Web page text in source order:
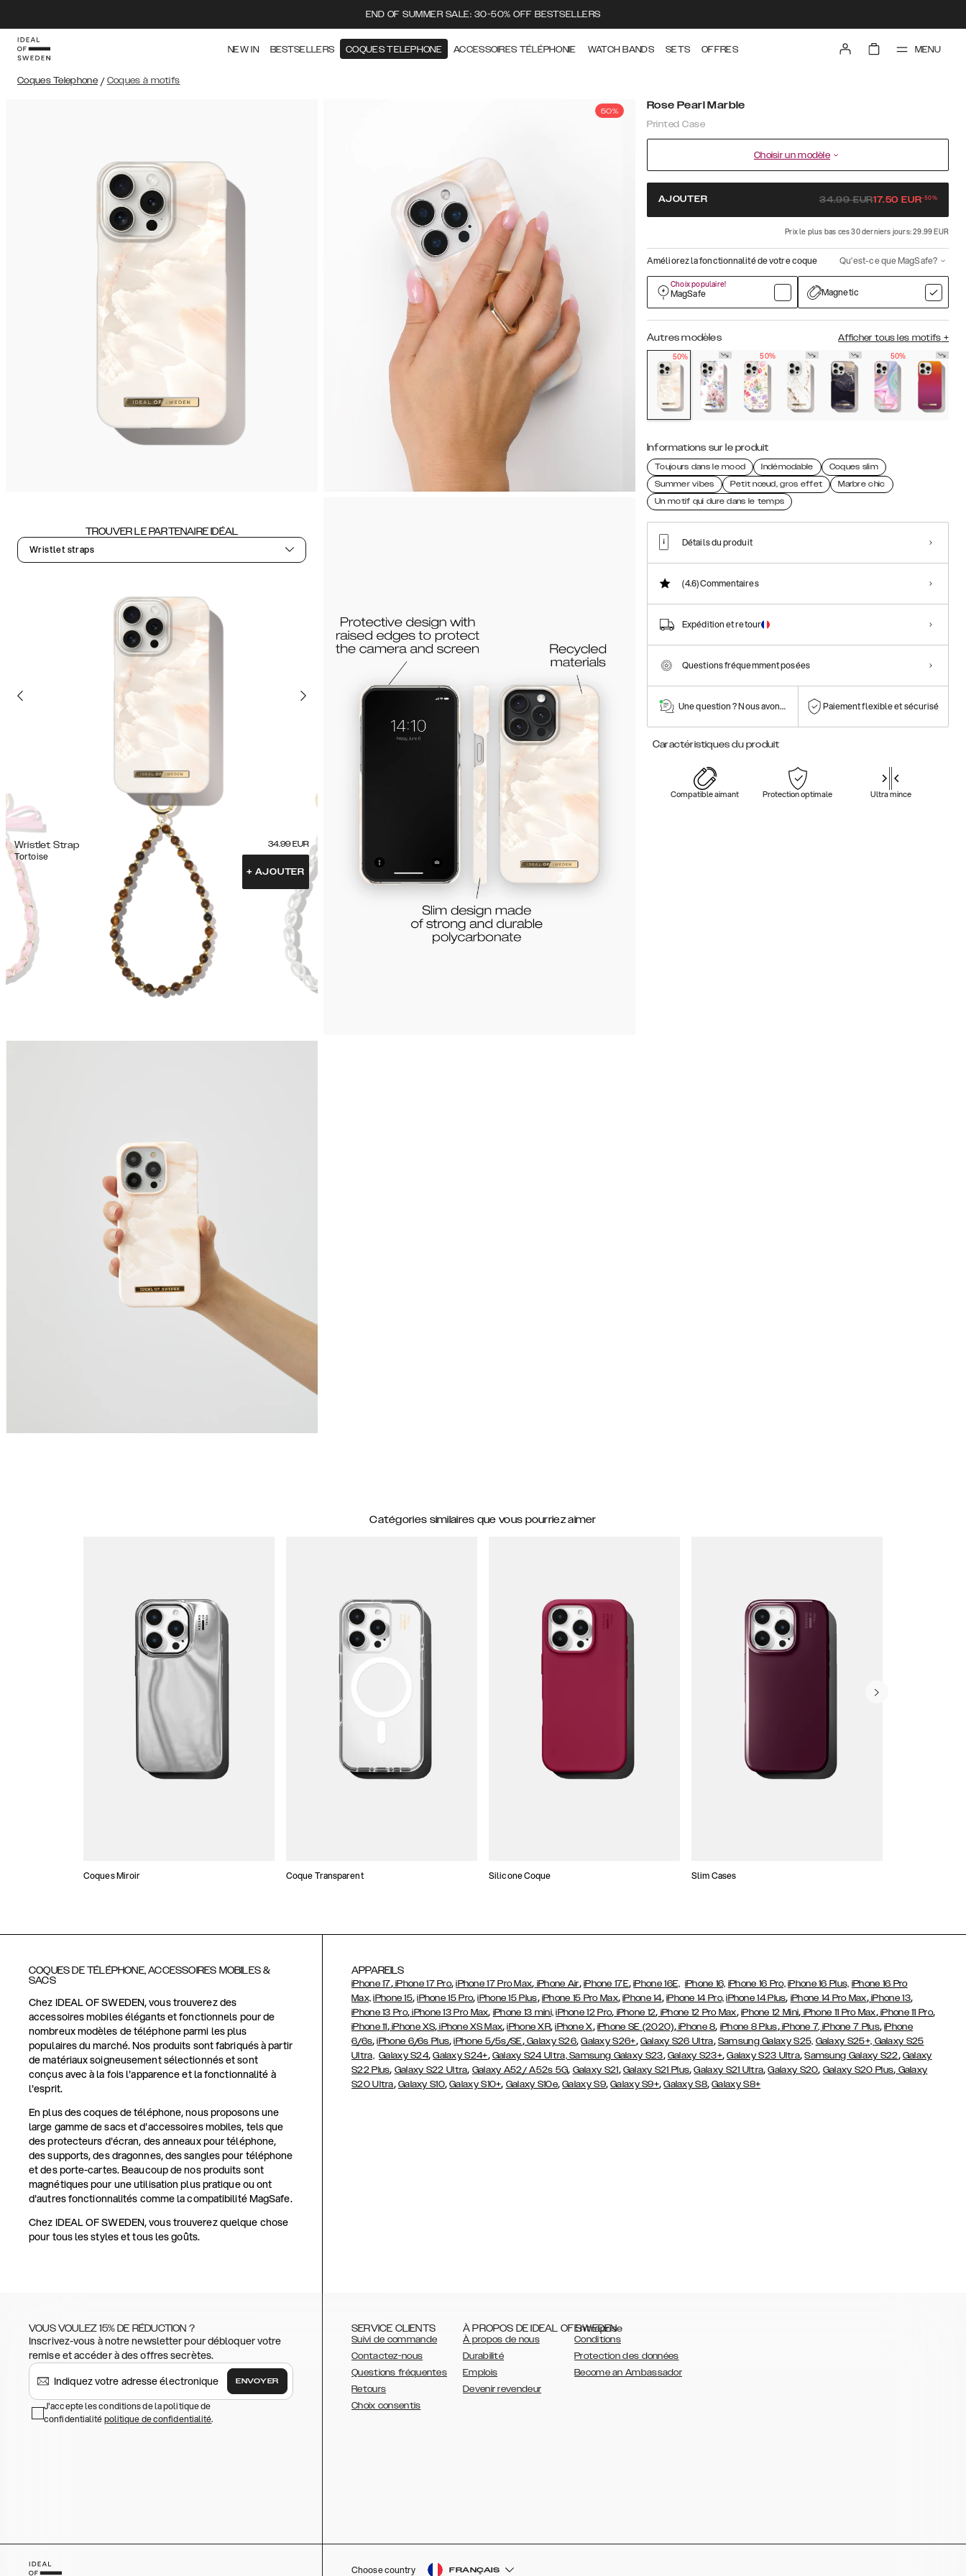
END OF SUMMER SALE: 30-50% OFF BESTSELLERS
NEW IN BESTSELLERS COQUES TELEPHONE ACCESSOIRES TÉLÉPHONIE WATCH BANDS SETS OFFRES MENU
Coques Telephone / Coques à motifs
50%
TROUVER LE PARTENAIRE IDÉAL
Wristlet straps
Wristlet Strap
Tortoise
34.99 EUR
+ AJOUTER
Rose Pearl Marble
Printed Case
Choisir un modèle
AJOUTER 34.99EUR17.50 EUR-50%
Prix le plus bas ces 30 derniers jours: 29.99 EUR
Améliorez la fonctionnalité de votre coque Qu’est-ce que MagSafe?
Choix populaire!
MagSafe Magnetic
Autres modèles Afficher tous les motifs +
50%
50% 50%
Informations sur le produit
Toujours dans le mood Indémodable
Coques slim
Summer vibes
Petit nœud, gros effet
Marbre chic
Un motif qui dure dans le temps
Détails du produit
(4.6)Commentaires
Expédition et retour
Questions fréquemment posées
Une question ? Nous avons la réponse !Paiement flexible et sécurisé
Caractéristiques du produit
Compatible aimant Protection optimale Ultra mince
Catégories similaires que vous pourriez aimer
Coques Miroir Coque Transparent Silicone Coque Slim Cases
COQUES DE TÉLÉPHONE, ACCESSOIRES MOBILES &
SACS
Chez IDEAL OF SWEDEN, vous trouverez des
accessoires mobiles élégants et fonctionnels pour de
nombreux modèles de téléphone parmi les plus
populaires du marché. Nos produits sont fabriqués à partir
de matériaux soigneusement sélectionnés et sont
conçus avec à la fois l'apparence et la fonctionnalité à
l'esprit.
En plus des coques de téléphone, nous proposons une
large gamme de sacs et d'accessoires mobiles, tels que
des protecteurs d'écran, des anneaux pour téléphone,
des supports, des dragonnes, des sangles pour téléphone
et des porte-cartes. Beaucoup de nos produits sont
magnétiques pour une utilisation plus pratique ou ont
d'autres fonctionnalités comme la compatibilité MagSafe.
Chez IDEAL OF SWEDEN, vous trouverez quelque chose
pour tous les styles et tous les goûts.
APPAREILS
iPhone 17,iPhone 17 Pro,iPhone 17 Pro Max, iPhone Air, iPhone 17E,iPhone 16E, iPhone 16, iPhone 16 Pro, iPhone 16 Plus, iPhone 16 Pro
Max, iPhone 15,iPhone 15 Pro,iPhone 15 Plus, iPhone 15 Pro Max,iPhone 14, iPhone 14 Pro, iPhone 14 Plus, iPhone 14 Pro Max,iPhone 13,
iPhone 13 Pro, iPhone 13 Pro Max, iPhone 13 mini, iPhone 12 Pro, iPhone 12, iPhone 12 Pro Max, iPhone 12 Mini, iPhone 11 Pro Max,iPhone 11 Pro,
iPhone 11,iPhone XS,iPhone XS Max,iPhone XR,iPhone X, iPhone SE (2020),iPhone 8, iPhone 8 Plus,iPhone 7, iPhone 7 Plus,iPhone
6/6s,iPhone 6/6s Plus,iPhone 5/5s/SE,Galaxy S26,Galaxy S26+, Galaxy S26 Ultra, Samsung Galaxy S25, Galaxy S25+, Galaxy S25
Ultra, Galaxy S24,Galaxy S24+, Galaxy S24 Ultra,Samsung Galaxy S23, Galaxy S23+,Galaxy S23 Ultra,Samsung Galaxy S22, Galaxy
S22 Plus, Galaxy S22 Ultra, Galaxy A52/ A52s 5G, Galaxy S21, Galaxy S21 Plus,Galaxy S21 Ultra,Galaxy S20, Galaxy S20 Plus, Galaxy
S20 Ultra, Galaxy S10,Galaxy S10+, Galaxy S10e,Galaxy S9,Galaxy S9+,Galaxy S8,Galaxy S8+
VOUS VOULEZ 15% DE RÉDUCTION ?
Inscrivez-vous à notre newsletter pour débloquer votre
remise et accéder à des offres secrètes.
ENVOYER
J'accepte les conditions de la politique de
confidentialitépolitique de confidentialité.
SERVICE CLIENTS
Suivi de commande
Contactez-nous
Questions fréquentes
Retours
Choix consentis
À PROPOS DE IDEAL OF SWEDEN
À propos de nous
Durabilité
Emplois
Devenir revendeur
Entreprise
Conditions
Protection des données
Become an Ambassador
Choose country FRANÇAIS
ESPAÑOL